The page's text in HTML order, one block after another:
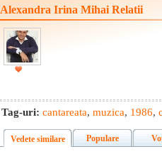
Alexandra Irina Mihai Relatii
Tag-uri: cantareata, muzica, 1986,
Vedete similare Populare